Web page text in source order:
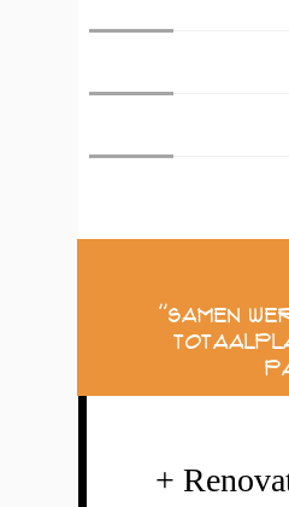
''Samen
+